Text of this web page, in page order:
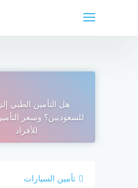
هل التأمين الطبي
للسعوديين؟ وسعر
للأفراد
تأمين السيارات